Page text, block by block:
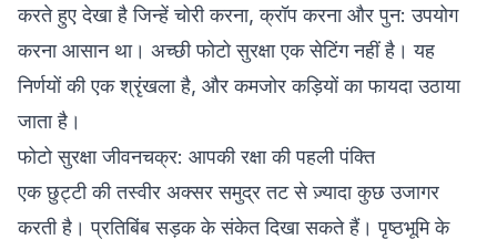
करते हुए देखा है जिन्हें चोरी करना, क्रॉप करना और पुन: उपयोग
करना आसान था। अच्छी फोटो सुरक्षा एक सेटिंग नहीं है। यह
निर्णयों की एक श्रृंखला है, और कमजोर कड़ियों का फायदा उठाया
जाता है।
फोटो सुरक्षा जीवनचक्र: आपकी रक्षा की पहली पंक्ति
एक छुट्टी की तस्वीर अक्सर समुद्र तट से ज़्यादा कुछ उजागर
करती है। प्रतिबिंब सड़क के संकेत दिखा सकते हैं। पृष्ठभूमि के